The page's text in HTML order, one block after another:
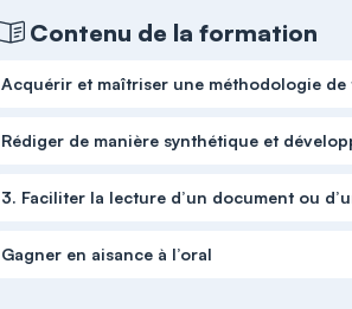
Contenu de la formation
Acquérir et maîtriser une méthodologie
Rédiger de manière synthétique et
3. Faciliter la lecture d’un document ou
Gagner en aisance à l’oral